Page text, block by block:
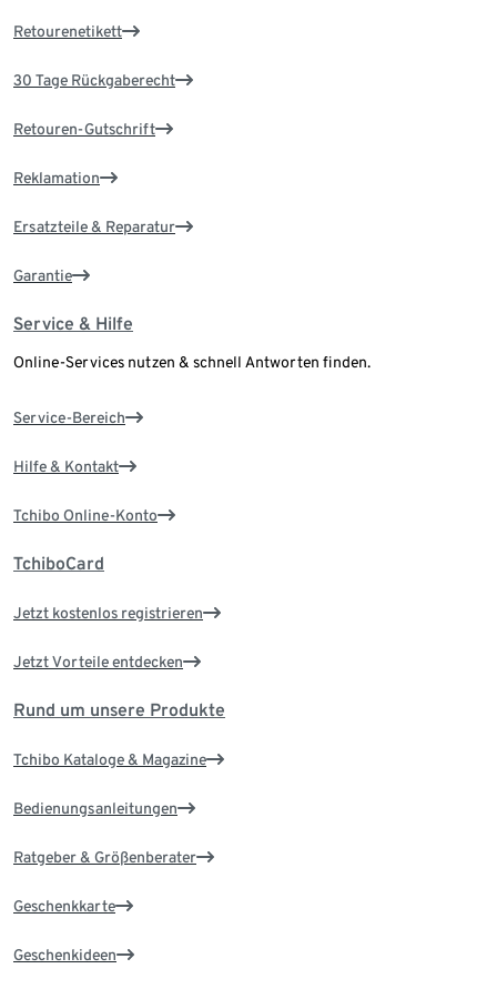
Retourenetikett
30 Tage Rückgaberecht
Retouren-Gutschrift
Reklamation
Ersatzteile & Reparatur
Garantie
Service & Hilfe
Online-Services nutzen & schnell Antworten finden.
Service-Bereich
Hilfe & Kontakt
Tchibo Online-Konto
TchiboCard
Jetzt kostenlos registrieren
Jetzt Vorteile entdecken
Rund um unsere Produkte
Tchibo Kataloge & Magazine
Bedienungsanleitungen
Ratgeber & Größenberater
Geschenkkarte
Geschenkideen